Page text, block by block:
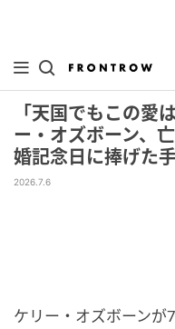
「天国でもこの
ー・オズボーン、
婚記念日に捧げた
2026.7.6
ケリー・オズボーン